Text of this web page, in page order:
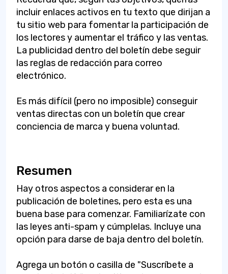
incluir enlaces activos en tu texto que dirijan a
tu sitio web para fomentar la participación de
los lectores y aumentar el tráfico y las ventas.
La publicidad dentro del boletín debe seguir
las reglas de redacción para correo
electrónico.
Es más difícil (pero no imposible) conseguir
ventas directas con un boletín que crear
conciencia de marca y buena voluntad.
Resumen
Hay otros aspectos a considerar en la
publicación de boletines, pero esta es una
buena base para comenzar. Familiarízate con
las leyes anti-spam y cúmplelas. Incluye una
opción para darse de baja dentro del boletín.
Agrega un botón o casilla de "Suscríbete a